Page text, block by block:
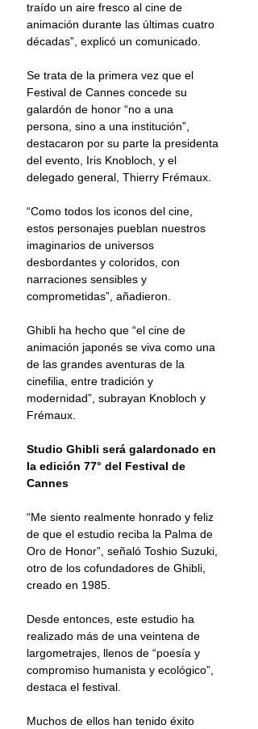
traído un aire fresco al cine de
animación durante las últimas cuatro
décadas”, explicó un comunicado.
Se trata de la primera vez que el
Festival de Cannes concede su
galardón de honor “no a una
persona, sino a una institución”,
destacaron por su parte la presidenta
del evento, Iris Knobloch, y el
delegado general, Thierry Frémaux.
“Como todos los iconos del cine,
estos personajes pueblan nuestros
imaginarios de universos
desbordantes y coloridos, con
narraciones sensibles y
comprometidas”, añadieron.
Ghibli ha hecho que “el cine de
animación japonés se viva como una
de las grandes aventuras de la
cinefilia, entre tradición y
modernidad”, subrayan Knobloch y
Frémaux.
Studio Ghibli será galardonado en
la edición 77° del Festival de
Cannes
“Me siento realmente honrado y feliz
de que el estudio reciba la Palma de
Oro de Honor”, señaló Toshio Suzuki,
otro de los cofundadores de Ghibli,
creado en 1985.
Desde entonces, este estudio ha
realizado más de una veintena de
largometrajes, llenos de “poesía y
compromiso humanista y ecológico”,
destaca el festival.
Muchos de ellos han tenido éxito